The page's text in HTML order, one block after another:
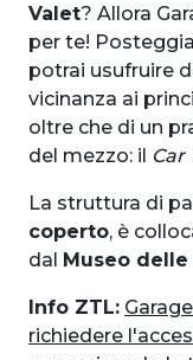
Valet? Allora
per te!
potrai usufruire
vicinanza ai
oltre che di un
del mezzo: il Car
La struttura di
coperto, è
dal Museo
Info ZTL:
richiedere